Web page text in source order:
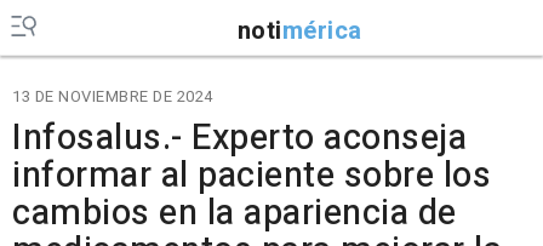
notimérica
13 DE NOVIEMBRE DE 2024
Infosalus.- Experto aconseja
informar al paciente sobre los
cambios en la apariencia de